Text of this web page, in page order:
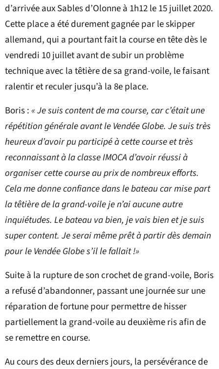
d’arrivée aux Sables d’Olonne à 1h12 le 15 juillet 2020.
Cette place a été durement gagnée par le skipper
allemand, qui a pourtant fait la course en tête dès le
vendredi 10 juillet avant de subir un problème
technique avec la têtière de sa grand-voile, le faisant
ralentir et reculer jusqu’à la 8e place.
Boris :« Je suis content de ma course, car c’était une
répétition générale avant le Vendée Globe. Je suis très
heureux d’avoir pu participé à cette course et très
reconnaissant à la classe IMOCA d’avoir réussi à
organiser cette course au prix de nombreux efforts.
Cela me donne confiance dans le bateau car mise part
la têtière de la grand-voile je n’ai aucune autre
inquiétudes. Le bateau va bien, je vais bien et je suis
super content. Je serai même prêt à partir dès demain
pour le Vendée Globe s’il le fallait !»
Suite à la rupture de son crochet de grand-voile, Boris
a refusé d’abandonner, passant une journée sur une
réparation de fortune pour permettre de hisser
partiellement la grand-voile au deuxième ris afin de
se remettre en course.
Au cours des deux derniers jours, la persévérance de